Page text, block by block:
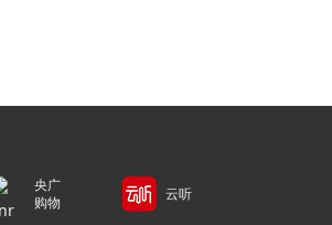
央广
购物
云听